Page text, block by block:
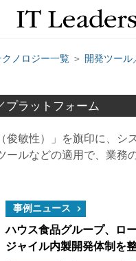
クノロジー一覧 ＞ 開発ツール
プラットフォーム
俊敏性）」を旗印に、シ
ールなどの適用で、業務
事例ニュース
ハウス食品グループ、ロ
ジャイル内製開発体制を